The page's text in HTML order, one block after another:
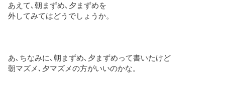
あえて､朝まずめ､夕まずめを
外してみてはどうでしょうか。
あ､ちなみに､朝まずめ､夕まずめって書いたけど
朝マズメ､夕マズメの方がいいのかな。